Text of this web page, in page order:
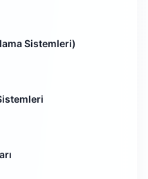
Sistemleri)